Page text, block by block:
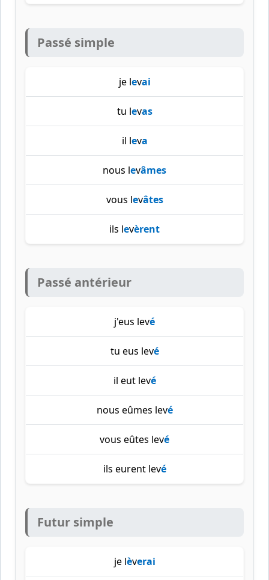
Passé simple
je levai
tu levas
il leva
nous levâmes
vous levâtes
ils levèrent
Passé antérieur
j'eus levé
tu eus levé
il eut levé
nous eûmes levé
vous eûtes levé
ils eurent levé
Futur simple
je lèverai